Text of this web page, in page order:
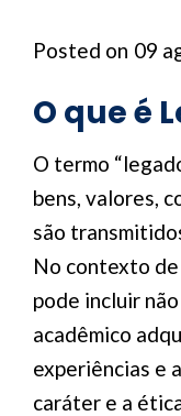
Posted on 09
O que é
O termo
bens, valores,
são
No contexto
pode incluir
acadêmico
experiências e
caráter e a